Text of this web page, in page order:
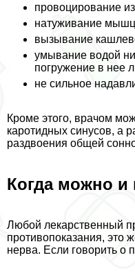
провоцирование
натуживание
вызывание
умывание водой
погружение в нее
не сильное
Кроме этого, врачом
каротидных синусов, а
раздвоения общей
Когда можно и
Любой лекарственный
противопоказания, это
нерва. Если говорить о